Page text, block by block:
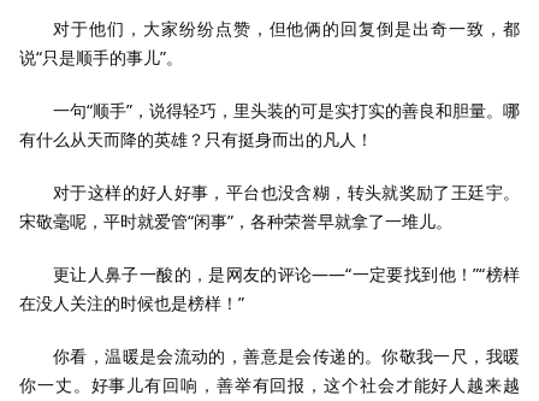
对于他们，大家纷纷点赞，但他俩的回复倒是出奇一致，都
说“只是顺手的事儿”。
一句“顺手”，说得轻巧，里头装的可是实打实的善良和胆量。哪
有什么从天而降的英雄？只有挺身而出的凡人！
对于这样的好人好事，平台也没含糊，转头就奖励了王廷宇。
宋敬毫呢，平时就爱管“闲事”，各种荣誉早就拿了一堆儿。
更让人鼻子一酸的，是网友的评论——“一定要找到他！”“榜样
在没人关注的时候也是榜样！”
你看，温暖是会流动的，善意是会传递的。你敬我一尺，我暖
你一丈。好事儿有回响，善举有回报，这个社会才能好人越来越